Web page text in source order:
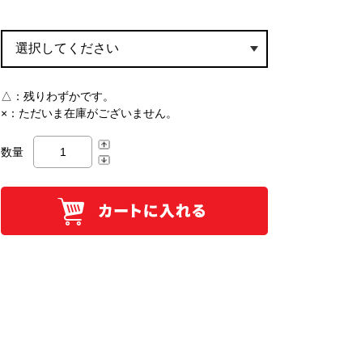
△： 残りわずかです。
×： ただいま在庫がございません。
数量